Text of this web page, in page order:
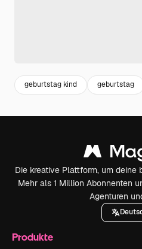
geburtstag kind geburtstag
Die kreative Plattform, um
Mehr als 1 Million Abonnenten
Agenturen
Produkte